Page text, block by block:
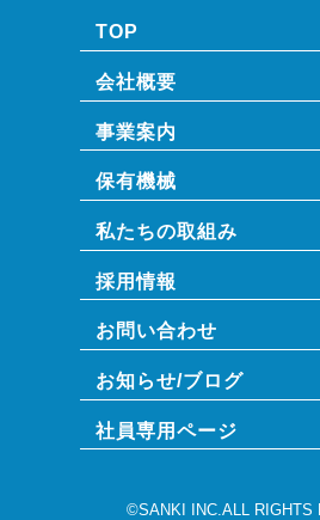
TOP
会社概要
事業案内
保有機械
私たちの取組み
採用情報
お問い合わせ
お知らせ/ブログ
社員専⽤ページ
©SANKI INC.ALL RIGHTS